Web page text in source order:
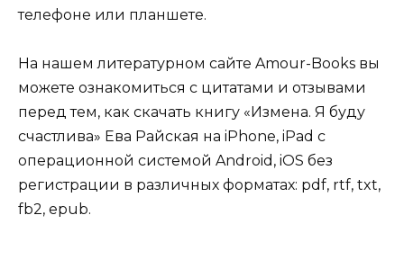
телефоне или планшете.
На нашем литературном сайте Amour-Books вы
можете ознакомиться с цитатами и отзывами
перед тем, как скачать книгу «Измена. Я буду
счастлива» Ева Райская на iPhone, iPad с
операционной системой Android, iOS без
регистрации в различных форматах: pdf, rtf, txt,
fb2, epub.